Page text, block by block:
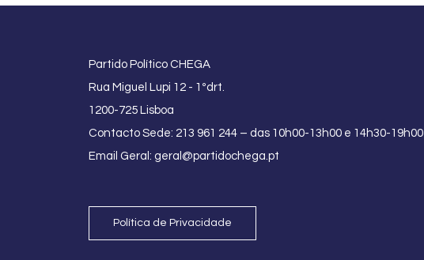
Partido Político CHEGA
Rua Miguel Lupi 12 - 1ºdrt.
1200-725 Lisboa
Contacto Sede: 213 961 244 – das 10h00-13h00 e 14h30-19h00
Email Geral: geral@partidochega.pt
Política de Privacidade